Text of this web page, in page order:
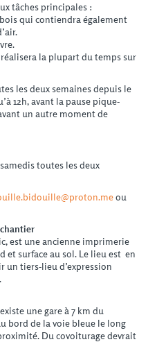
tâches principales :
qui contiendra également
la plupart du temps sur
les deux semaines depuis le
12h, avant la pause pique-
un autre moment de
toutes les deux
ou
est une ancienne imprimerie
et surface au sol. Le lieu est en
tiers-lieu d’expression
.
une gare à 7 km du
bord de la voie bleue le long
Du covoiturage devrait